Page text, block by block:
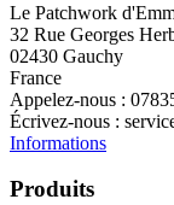
Le Patchwork
32 Rue Georges
02430 Gauchy
France
Appelez-nous :
Écrivez-nous :
Informations
Produits